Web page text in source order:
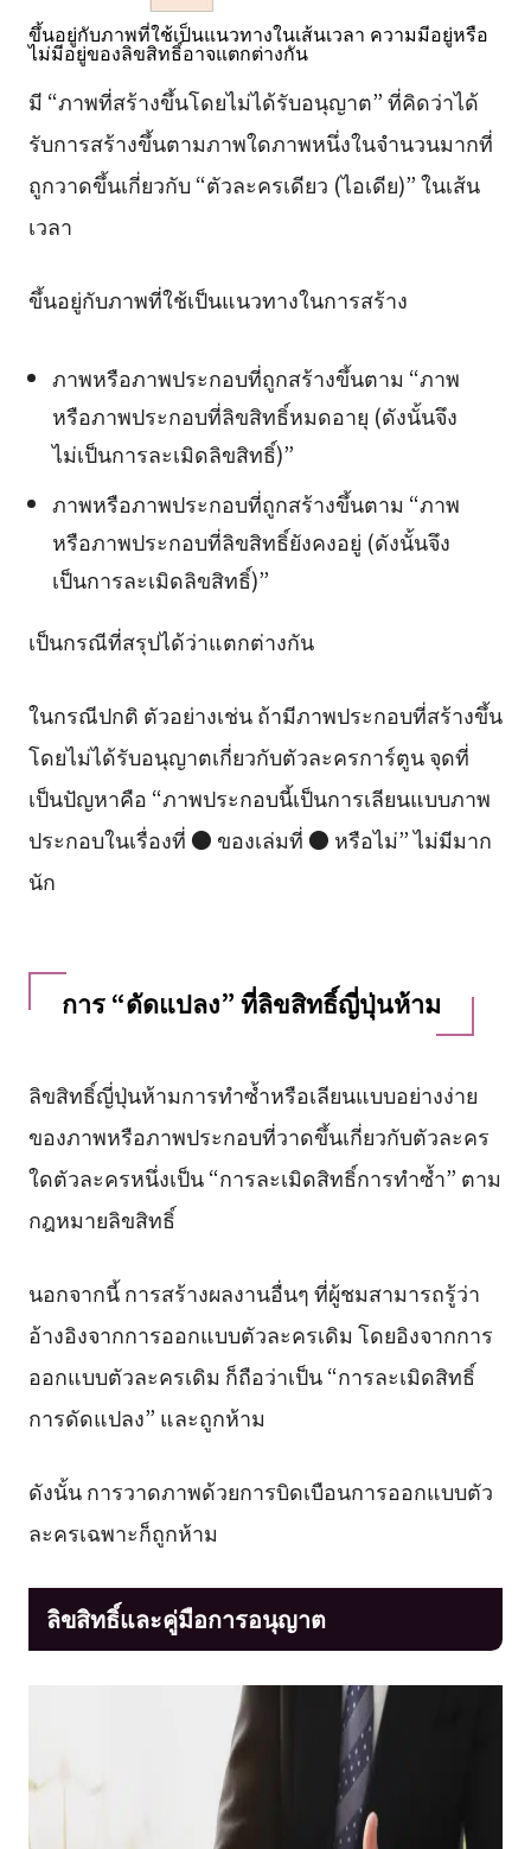
ขึ้นอยู่กับภาพที่ใช้เป็นแนวทางในเส้นเวลา ความมีอยู่หรือ
ไม่มีอยู่ของลิขสิทธิ์อาจแตกต่างกัน
มี “ภาพที่สร้างขึ้นโดยไม่ได้รับอนุญาต” ที่คิดว่าได้
รับการสร้างขึ้นตามภาพใดภาพหนึ่งในจำนวนมากที่
ถูกวาดขึ้นเกี่ยวกับ “ตัวละครเดียว (ไอเดีย)” ในเส้น
เวลา
ขึ้นอยู่กับภาพที่ใช้เป็นแนวทางในการสร้าง
ภาพหรือภาพประกอบที่ถูกสร้างขึ้นตาม “ภาพ
หรือภาพประกอบที่ลิขสิทธิ์หมดอายุ (ดังนั้นจึง
ไม่เป็นการละเมิดลิขสิทธิ์)”
ภาพหรือภาพประกอบที่ถูกสร้างขึ้นตาม “ภาพ
หรือภาพประกอบที่ลิขสิทธิ์ยังคงอยู่ (ดังนั้นจึง
เป็นการละเมิดลิขสิทธิ์)”
เป็นกรณีที่สรุปได้ว่าแตกต่างกัน
ในกรณีปกติ ตัวอย่างเช่น ถ้ามีภาพประกอบที่สร้างขึ้น
โดยไม่ได้รับอนุญาตเกี่ยวกับตัวละครการ์ตูน จุดที่
เป็นปัญหาคือ “ภาพประกอบนี้เป็นการเลียนแบบภาพ
ประกอบในเรื่องที่ ● ของเล่มที่ ● หรือไม่” ไม่มีมาก
นัก
การ “ดัดแปลง” ที่ลิขสิทธิ์ญี่ปุ่นห้าม
ลิขสิทธิ์ญี่ปุ่นห้ามการทำซ้ำหรือเลียนแบบอย่างง่าย
ของภาพหรือภาพประกอบที่วาดขึ้นเกี่ยวกับตัวละคร
ใดตัวละครหนึ่งเป็น “การละเมิดสิทธิ์การทำซ้ำ” ตาม
กฎหมายลิขสิทธิ์
นอกจากนี้ การสร้างผลงานอื่นๆ ที่ผู้ชมสามารถรู้ว่า
อ้างอิงจากการออกแบบตัวละครเดิม โดยอิงจากการ
ออกแบบตัวละครเดิม ก็ถือว่าเป็น “การละเมิดสิทธิ์
การดัดแปลง” และถูกห้าม
ดังนั้น การวาดภาพด้วยการบิดเบือนการออกแบบตัว
ละครเฉพาะก็ถูกห้าม
ลิขสิทธิ์และคู่มือการอนุญาต